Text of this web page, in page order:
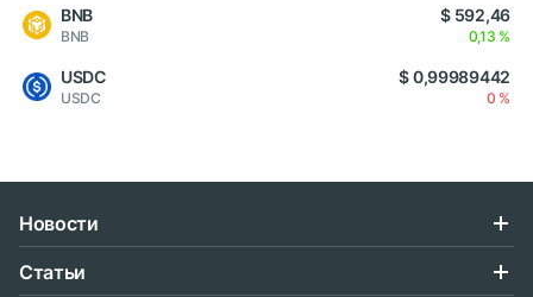
BNB
BNB
$ 592,46
0,13 %
USDC
USDC
$ 0,99989442
0 %
Новости
Статьи